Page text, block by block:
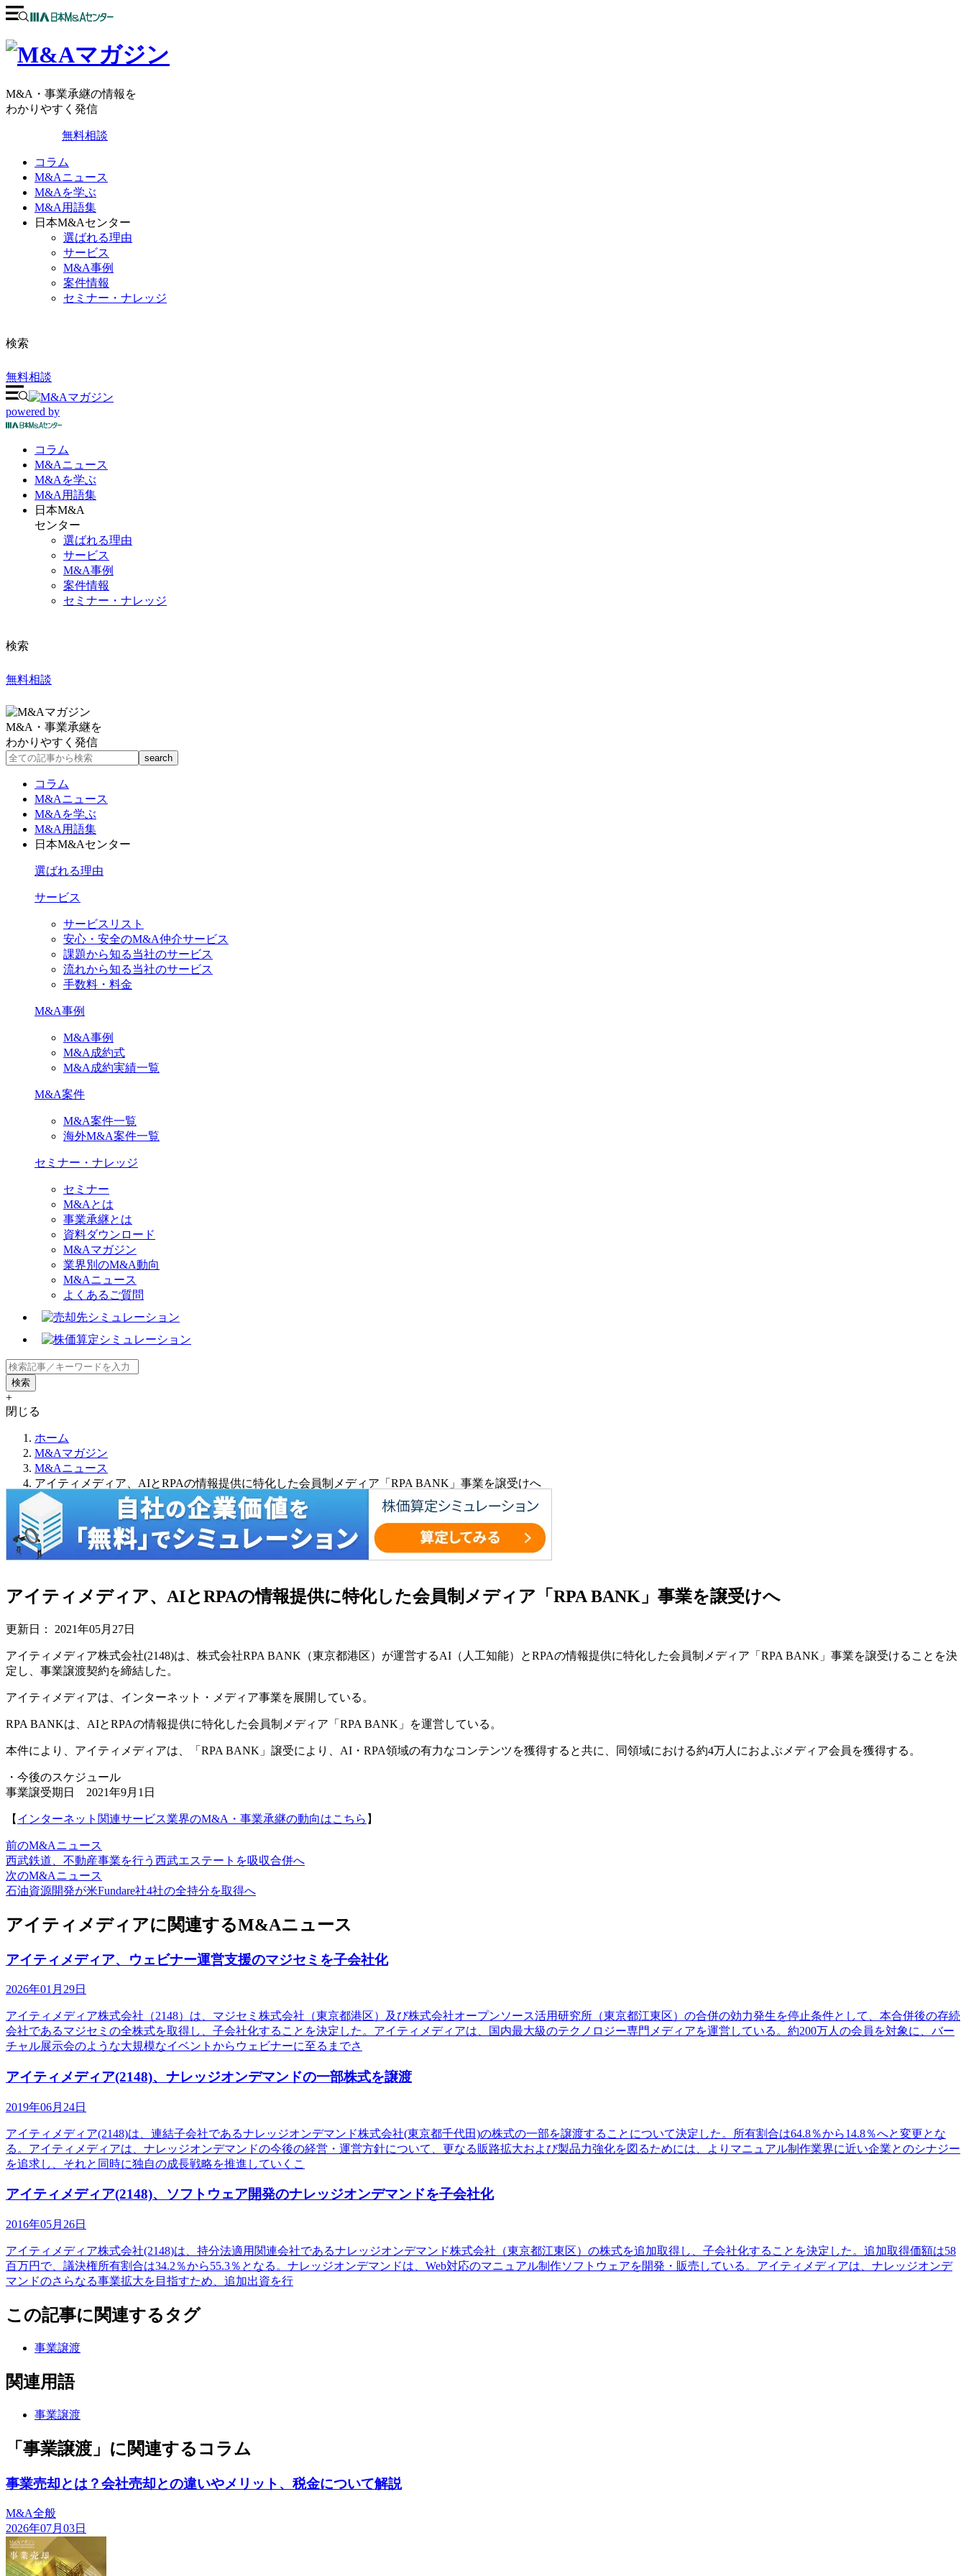
M&A・事業承継の情報を
わかりやすく発信
無料相談
コラム
M&Aニュース
M&Aを学ぶ
M&A用語集
日本M&Aセンター
選ばれる理由
サービス
M&A事例
案件情報
セミナー・ナレッジ
検索
無料相談
powered by
コラム
M&Aニュース
M&Aを学ぶ
M&A 用語集
日本M&A
センター
選ばれる理由
サービス
M&A事例
案件情報
セミナー・ナレッジ
検索
無料相談
M&A・事業承継を
わかりやすく発信
コラム
M&Aニュース
M&Aを学ぶ
M&A用語集
日本M&Aセンター
選ばれる理由
サービス
サービスリスト
安心・安全のM&A仲介サービス
課題から知る当社のサービス
流れから知る当社のサービス
手数料・料金
M&A事例
M&A事例
M&A成約式
M&A成約実績一覧
M&A案件
M&A案件一覧
海外M&A案件一覧
セミナー・ナレッジ
セミナー
M&Aとは
事業承継とは
資料ダウンロード
M&Aマガジン
業界別のM&A動向
M&Aニュース
よくあるご質問
+
閉じる
ホーム
M&Aマガジン
M&Aニュース
アイティメディア、AIとRPAの情報提供に特化した会員制メディア「RPA BANK」事業を譲受けへ
アイティメディア、AIとRPAの情報提供に特化した会員制メディア「RPA BANK」事業を譲受けへ
更新日： 2021年05月27日
アイティメディア株式会社(2148)は、株式会社RPA BANK（東京都港区）が運営するAI（人工知能）とRPAの情報提供に特化した会員制メディア「RPA BANK」事業を譲受けることを決
定し、事業譲渡契約を締結した。
アイティメディアは、インターネット・メディア事業を展開している。
RPA BANKは、AIとRPAの情報提供に特化した会員制メディア「RPA BANK」を運営している。
本件により、アイティメディアは、「RPA BANK」譲受により、AI・RPA領域の有力なコンテンツを獲得すると共に、同領域における約4万人におよぶメディア会員を獲得する。
・今後のスケジュール
事業譲受期日 2021年9月1日
【 インターネット関連サービス業界のM&A・事業承継の動向はこちら 】
前のM&Aニュース
西武鉄道、不動産事業を行う西武エステートを吸収合併へ
次のM&Aニュース
石油資源開発が米Fundare社4社の全持分を取得へ
アイティメディアに関連するM&Aニュース
アイティメディア、ウェビナー運営支援のマジセミを子会社化
2026年01月29日
アイティメディア株式会社（2148）は、マジセミ株式会社（東京都港区）及び株式会社オープンソース活用研究所（東京都江東区）の合併の効力発生を停止条件として、本合併後の存続
会社であるマジセミの全株式を取得し、子会社化することを決定した。アイティメディアは、国内最大級のテクノロジー専門メディアを運営している。約200万人の会員を対象に、バー
チャル展示会のような大規模なイベントからウェビナーに至るまでさ
アイティメディア(2148)、ナレッジオンデマンドの一部株式を譲渡
2019年06月24日
アイティメディア(2148)は、連結子会社であるナレッジオンデマンド株式会社(東京都千代田)の株式の一部を譲渡することについて決定した。所有割合は64.8％から14.8％へと変更とな
る。アイティメディアは、ナレッジオンデマンドの今後の経営・運営方針について、更なる販路拡大および製品力強化を図るためには、よりマニュアル制作業界に近い企業とのシナジー
を追求し、それと同時に独自の成長戦略を推進していくこ
アイティメディア(2148)、ソフトウェア開発のナレッジオンデマンドを子会社化
2016年05月26日
アイティメディア株式会社(2148)は、持分法適用関連会社であるナレッジオンデマンド株式会社（東京都江東区）の株式を追加取得し、子会社化することを決定した。追加取得価額は58
百万円で、議決権所有割合は34.2％から55.3％となる。ナレッジオンデマンドは、Web対応のマニュアル制作ソフトウェアを開発・販売している。アイティメディアは、ナレッジオンデ
マンドのさらなる事業拡大を目指すため、追加出資を行
この記事に関連するタグ
事業譲渡
関連用語
事業譲渡
「事業譲渡」に関連するコラム
事業売却とは？会社売却との違いやメリット、税金について解説
M&A全般
2026年07月03日